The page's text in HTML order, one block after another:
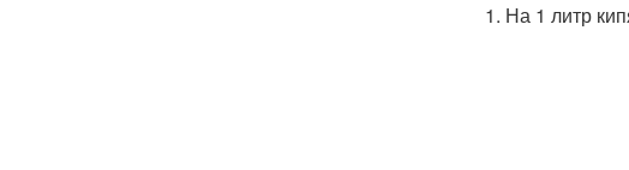
На 1 литр